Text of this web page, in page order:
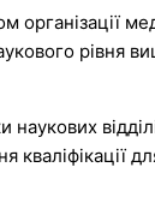
організації
рівня